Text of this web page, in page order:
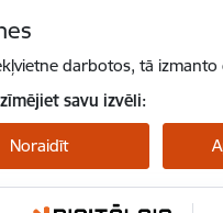
darbotos, tā
savu izvēli:
Noraidīt